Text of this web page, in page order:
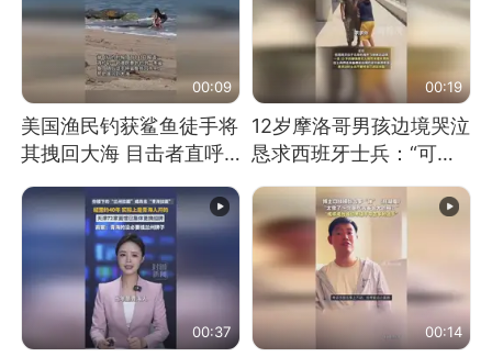
00:09
美国渔民钓获鲨鱼徒手将
其拽回大海 目击者直呼
消息）
00:19
12岁摩洛哥男孩边境哭泣
恳求西班牙士兵：“可不
00:37 00:14